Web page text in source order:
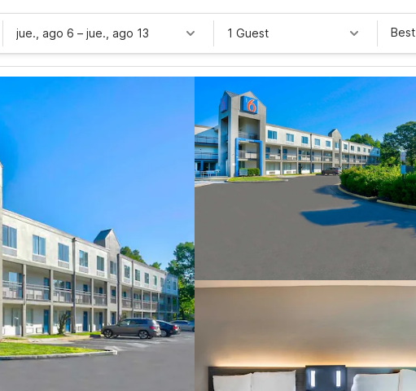
jue., ago 6 – jue., ago 13 1 Guest